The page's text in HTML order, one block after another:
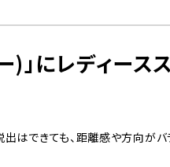
にレディース
出はできても、距離感や方向が